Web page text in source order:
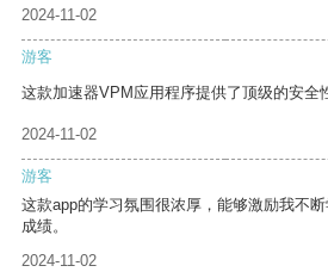
2024-11-02
游客
这款加速器VPM应用程序提供了顶级的安全
2024-11-02
游客
这款app的学习氛围很浓厚，能够激励我不
成绩。
2024-11-02